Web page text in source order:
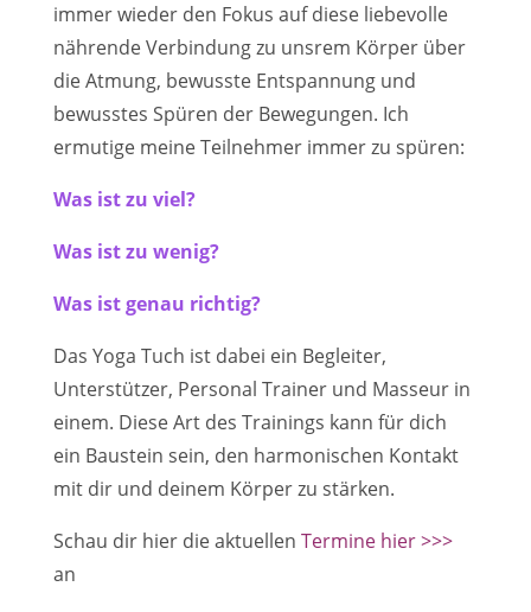
immer wieder den Fokus auf diese liebevolle
nährende Verbindung zu unsrem Körper über
die Atmung, bewusste Entspannung und
bewusstes Spüren der Bewegungen. Ich
ermutige meine Teilnehmer immer zu spüren:
Was ist zu viel?
Was ist zu wenig?
Was ist genau richtig?
Das Yoga Tuch ist dabei ein Begleiter,
Unterstützer, Personal Trainer und Masseur in
einem. Diese Art des Trainings kann für dich
ein Baustein sein, den harmonischen Kontakt
mit dir und deinem Körper zu stärken.
Schau dir hier die aktuellen Termine hier >>>
an